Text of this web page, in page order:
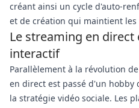
créant ainsi un cycle d'auto-
et de création qui maintient
Le streaming en
interactif
Parallèlement à la révolution
en direct est passé d'un
la stratégie vidéo sociale. Les